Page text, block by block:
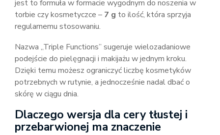
jest to formuła w formacie wygodnym do noszenia w
torbie czy kosmetyczce – 7 g to ilość, która sprzyja
regularnemu stosowaniu.
Nazwa „Triple Functions” sugeruje wielozadaniowe
podejście do pielęgnacji i makijażu w jednym kroku.
Dzięki temu możesz ograniczyć liczbę kosmetyków
potrzebnych w rutynie, a jednocześnie nadal dbać o
skórę w ciągu dnia.
Dlaczego wersja dla cery tłustej i
przebarwionej ma znaczenie